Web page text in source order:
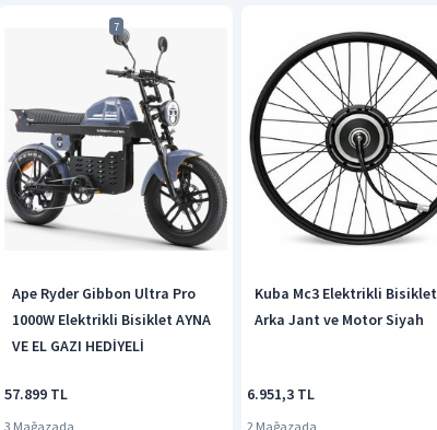
7
Ape Ryder Gibbon Ultra Pro
1000W Elektrikli Bisiklet AYNA
VE EL GAZI HEDİYELİ
57.899 TL
3 Mağazada
Kuba Mc3 Elektrikli Bisiklet
Arka Jant ve Motor Siyah
6.951,3 TL
2 Mağazada